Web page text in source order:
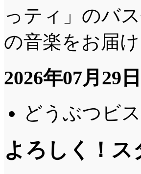
っティ」のバ
の音楽をお届け
2026年07月29
どうぶつビ
よろしく！